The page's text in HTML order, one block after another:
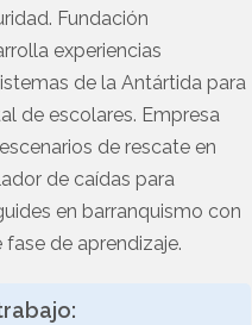
Fundación
experiencias
de la Antártida para
de escolares. Empresa
de rescate en
de caídas para
en barranquismo con
de aprendizaje.